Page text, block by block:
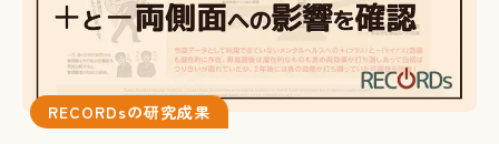
RECORDsの研究成果